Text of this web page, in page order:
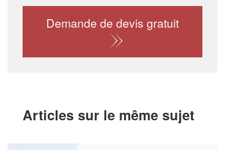
Demande de devis gratuit
Articles sur le même sujet